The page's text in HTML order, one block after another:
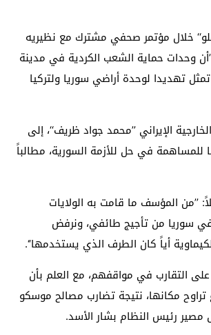
خلال مؤتمر صحفي مشترك مع نظيريه
وحدات حماية الشعب الكردية في مدينة
تهديدا لوحدة أراضي سوريا ولتركيا
الإيراني ’’محمد جواد ظريف‘‘، إلى
للمساهمة في حل للأزمة السورية، مطالباً
’’من المؤسف ما قامت به الولايات
في سوريا من تأجيج طائفي، ونرفض
أياً كان الطرف الذي يستخدمها‘‘.
على التقارب في مواقفهم، مع العلم بأن
تراوح مكانها، نتيجة تضارب مصالح موسكو
مصير رئيس النظام بشار الأسد.